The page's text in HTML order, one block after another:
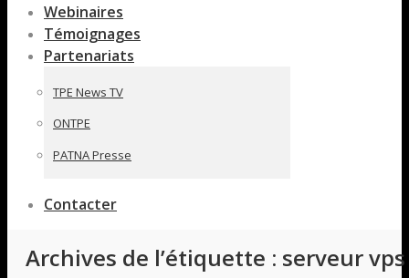
Webinaires
Témoignages
Partenariats
TPE News TV
ONTPE
PATNA Presse
Contacter
Archives de l’étiquette : serveur vps